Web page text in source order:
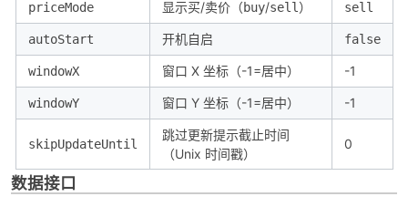
priceMode 显示买/卖价（buy/sell ） sell
autoStart 开机自启 false
windowX 窗口 X 坐标（-1=居中） -1
windowY 窗口 Y 坐标（-1=居中） -1
skipUpdateUntil
跳过更新提示截止时间
（Unix 时间戳）
0
数据接口